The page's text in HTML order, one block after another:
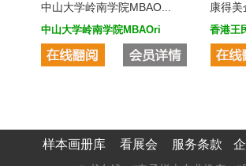
中山大学岭南学院MBAO...
中山大学岭南学院MBAOri
康得
香港王
样本画册库 看展会 服务条款